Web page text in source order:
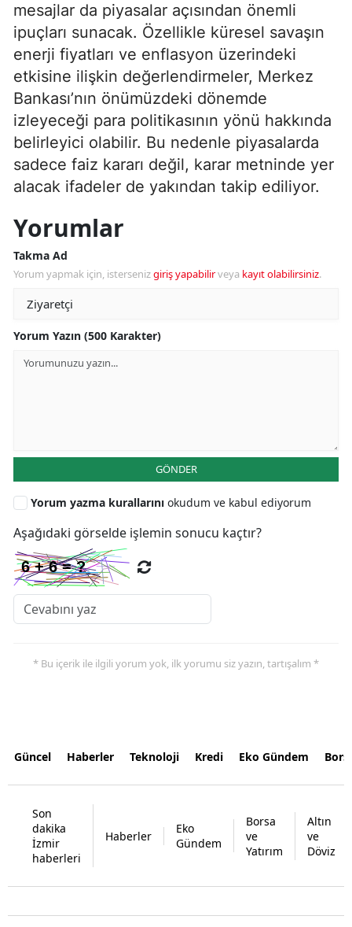
mesajlar da piyasalar açısından önemli
ipuçları sunacak. Özellikle küresel savaşın
enerji fiyatları ve enflasyon üzerindeki
etkisine ilişkin değerlendirmeler, Merkez
Bankası’nın önümüzdeki dönemde
izleyeceği para politikasının yönü hakkında
belirleyici olabilir. Bu nedenle piyasalarda
sadece faiz kararı değil, karar metninde yer
alacak ifadeler de yakından takip ediliyor.
Yorumlar
Takma Ad
Yorum yapmak için, istersenizgiriş yapabilirveya kayıt olabilirsiniz.
Yorum Yazın (500 Karakter)
GÖNDER
Yorum yazma kurallarını okudum ve kabul ediyorum
Aşağıdaki görselde işlemin sonucu kaçtır?
* Bu içerik ile ilgili yorum yok, ilk yorumu siz yazın, tartışalım *
Güncel Haberler Teknoloji Kredi Eko Gündem
Son
dakika
İzmir
haberleri
Haberler
Eko
Gündem
Borsa
ve
Yatırım
Altın
ve
Döviz